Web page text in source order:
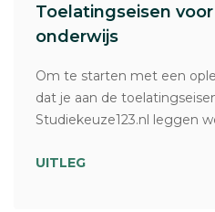
Toelatingseisen
onderwijs
Om te starten met een
dat je aan de
Studiekeuze123.nl leggen
UITLEG